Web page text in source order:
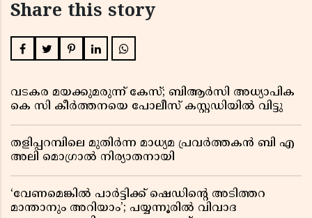
Share this story
വടകര മയക്കുമരുന്ന് കേസ്; ബിആർസി അധ്യാപിക
കെ സി കീർത്തനയെ പോലീസ് കസ്റ്റഡിയിൽ വിട്ടു
തളിപ്പറമ്പിലെ മുതിർന്ന മാധ്യമ പ്രവർത്തകൻ ബി എ
അലി മൊഗ്രാൽ നിര്യാതനായി
‘വേണമെങ്കിൽ പാർട്ടിക്ക് ഷെഡിൻ്റെ അടിത്തറ
മാന്താനും അറിയാം’; പയ്യന്നൂരിൽ വിവാദ